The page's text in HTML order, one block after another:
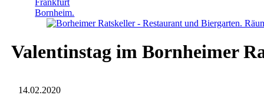
Valentinstag im Bornheimer
14.02.2020